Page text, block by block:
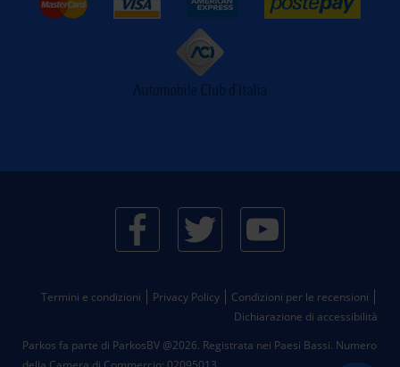
Parkos fa parte di ParkosBV @2026. Registrata nei Paesi Bassi. Numero
Termini e condizioni Privacy Policy
Condizioni per le recensioni
Dichiarazione di accessibilità